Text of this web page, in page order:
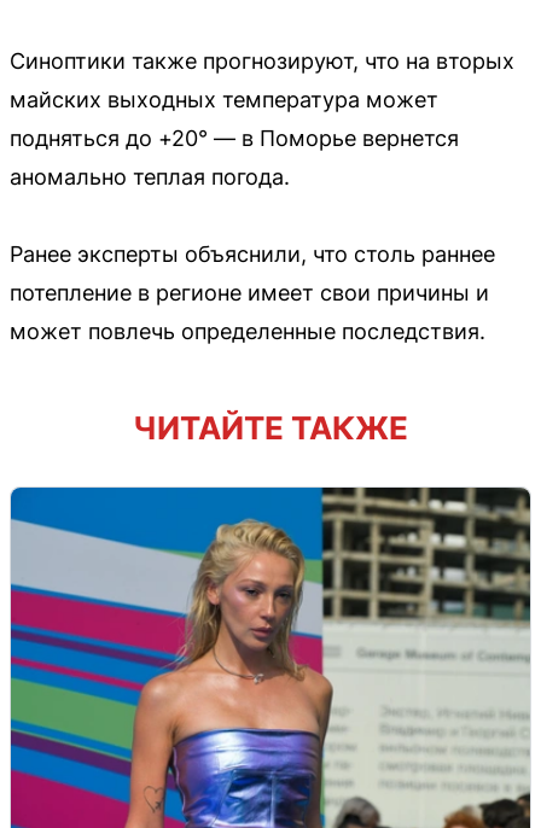
Синоптики также прогнозируют, что на вторых
майских выходных температура может
подняться до +20° — в Поморье вернется
аномально теплая погода.
Ранее эксперты объяснили, что столь раннее
потепление в регионе имеет свои причины и
может повлечь определенные последствия.
ЧИТАЙТЕ ТАКЖЕ